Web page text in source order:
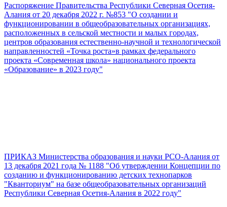
Распоряжение Правительства Республики Северная Осетия-
Алания от 20 декабря 2022 г. №853 "О создании и
функционировании в общеобразовательных организациях,
расположенных в сельской местности и малых городах,
центров образования естественно-научной и технологической
направленностей «Точка роста»в рамках федерального
проекта «Современная школа» национального проекта
«Образование» в 2023 году"
ПРИКАЗ Министерства образования и науки РСО-Алания от
13 декабря 2021 года № 1188 "Об утверждении Концепции по
созданию и функционированию детских технопарков
"Кванториум" на базе общеобразовательных организаций
Республики Северная Осетия-Алания в 2022 году"